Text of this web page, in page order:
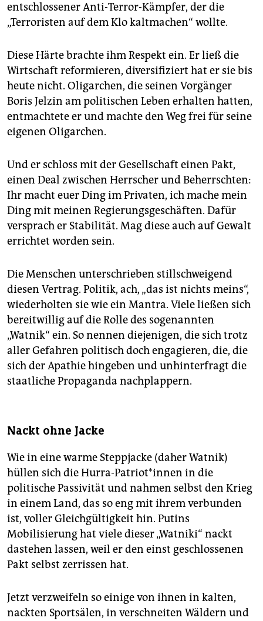
entschlossener Anti-Terror-Kämpfer, der die
„Terroristen auf dem Klo kaltmachen“ wollte.
Diese Härte brachte ihm Respekt ein. Er ließ die
Wirtschaft reformieren, diversifiziert hat er sie bis
heute nicht. Oligarchen, die seinen Vorgänger
Boris Jelzin am politischen Leben erhalten hatten,
entmachtete er und machte den Weg frei für seine
eigenen Oligarchen.
Und er schloss mit der Gesellschaft einen Pakt,
einen Deal zwischen Herrscher und Beherrschten:
Ihr macht euer Ding im Privaten, ich mache mein
Ding mit meinen Regierungsgeschäften. Dafür
versprach er Stabilität. Mag diese auch auf Gewalt
errichtet worden sein.
Die Menschen unterschrieben stillschweigend
diesen Vertrag. Politik, ach, „das ist nichts meins“,
wiederholten sie wie ein Mantra. Viele ließen sich
bereitwillig auf die Rolle des sogenannten
„Watnik“ ein. So nennen diejenigen, die sich trotz
aller Gefahren politisch doch engagieren, die, die
sich der Apathie hingeben und unhinterfragt die
staatliche Propaganda nachplappern.
Nackt ohne Jacke
Wie in eine warme Steppjacke (daher Watnik)
hüllen sich die Hurra-Patriot*innen in die
politische Passivität und nahmen selbst den Krieg
in einem Land, das so eng mit ihrem verbunden
ist, voller Gleichgültigkeit hin. Putins
Mobilisierung hat viele dieser „Watniki“ nackt
dastehen lassen, weil er den einst geschlossenen
Pakt selbst zerrissen hat.
Jetzt verzweifeln so einige von ihnen in kalten,
nackten Sportsälen, in verschneiten Wäldern und